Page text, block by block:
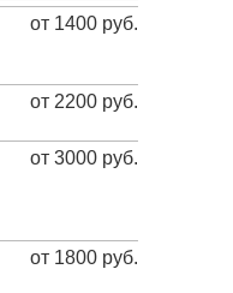
от 1400 руб.
от 2200 руб.
от 3000 руб.
от 1800 руб.